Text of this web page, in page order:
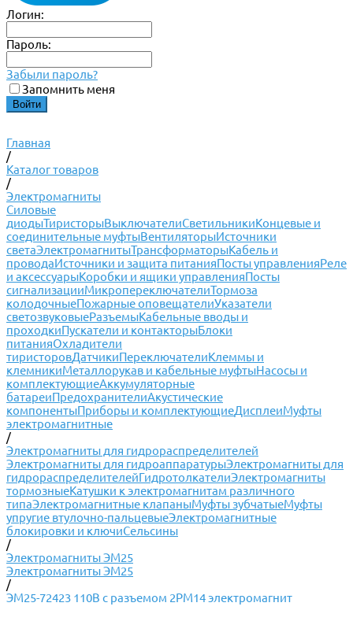
Логин:
Пароль:
Забыли пароль?
Запомнить меня
Главная
/
Каталог товаров
/
Электромагниты
Силовые
диодыТиристорыВыключателиСветильникиКонцевые и
соединительные муфтыВентиляторыИсточники
светаЭлектромагнитыТрансформаторыКабель и
проводаИсточники и защита питанияПосты управленияРеле
и аксессуарыКоробки и ящики управленияПосты
сигнализацииМикропереключателиТормоза
колодочныеПожарные оповещателиУказатели
светозвуковыеРазъемыКабельные вводы и
проходкиПускатели и контакторыБлоки
питанияОхладители
тиристоровДатчикиПереключателиКлеммы и
клемникиМеталлорукав и кабельные муфтыНасосы и
комплектующиеАккумуляторные
батареиПредохранителиАкустические
компонентыПриборы и комплектующиеДисплеиМуфты
электромагнитные
/
Электромагниты для гидрораспределителей
Электромагниты для гидроаппаратурыЭлектромагниты для
гидрораспределителейГидротолкателиЭлектромагниты
тормозныеКатушки к электромагнитам различного
типаЭлектромагнитные клапаныМуфты зубчатыеМуфты
упругие втулочно-пальцевыеЭлектромагнитные
блокировки и ключиСельсины
/
Электромагниты ЭМ25
Электромагниты ЭМ25
/
ЭМ25-72423 110В с разъемом 2РМ14 электромагнит